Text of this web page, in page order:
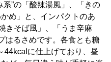
”の「酸辣湯風」、「きの
め」と、インパクトのあ
きそば風」、「うま辛麻
はるさめです。各食とも糖
44kcalに仕上げており、昼